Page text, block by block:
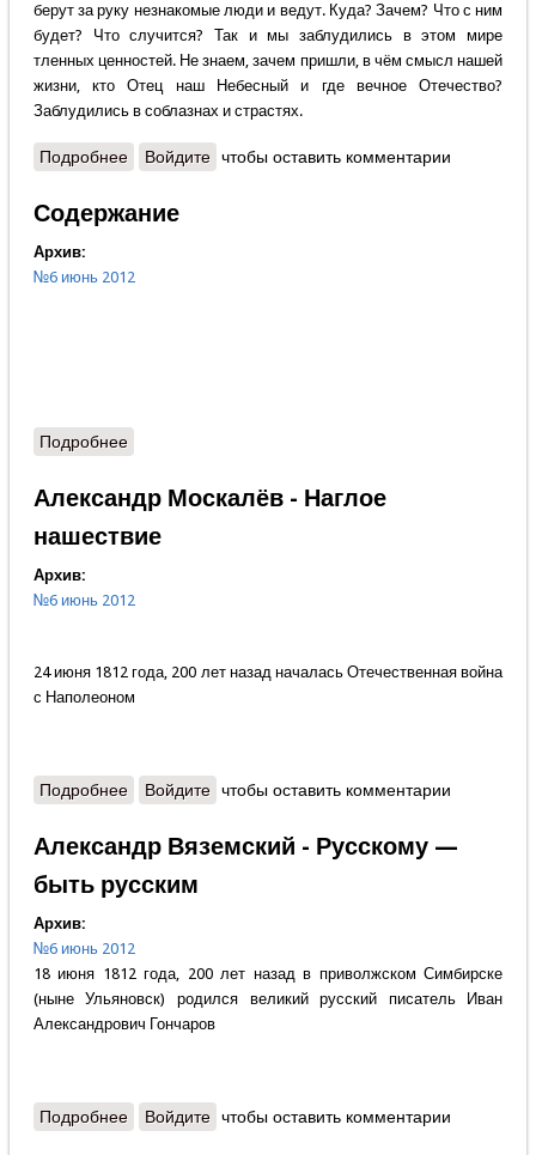
берут за руку незнакомые люди и ведут. Куда? Зачем? Что с ним
будет? Что случится? Так и мы заблудились в этом мире
тленных ценностей. Не знаем, зачем пришли, в чём смысл нашей
жизни, кто Отец наш Небесный и где вечное Отечество?
Заблудились в соблазнах и страстях.
Подробнеео Александр Крутов - Слово редактора - Узрите
Войдите чтобы оставить комментарии
Содержание
Архив:
№6 июнь 2012
Подробнеео Содержание
Александр Москалёв - Наглое
нашествие
Архив:
№6 июнь 2012
24 июня 1812 года, 200 лет назад началась Отечественная война
с Наполеоном
Подробнеео Александр Москалёв - Наглое нашествие
Войдите чтобы оставить комментарии
Александр Вяземский - Русскому —
быть русским
Архив:
№6 июнь 2012
18 июня 1812 года, 200 лет назад в приволжском Симбирске
(ныне Ульяновск) родился великий русский писатель Иван
Александрович Гончаров
Подробнеео Александр Вяземский - Русскому — быть русским
Войдите чтобы оставить комментарии